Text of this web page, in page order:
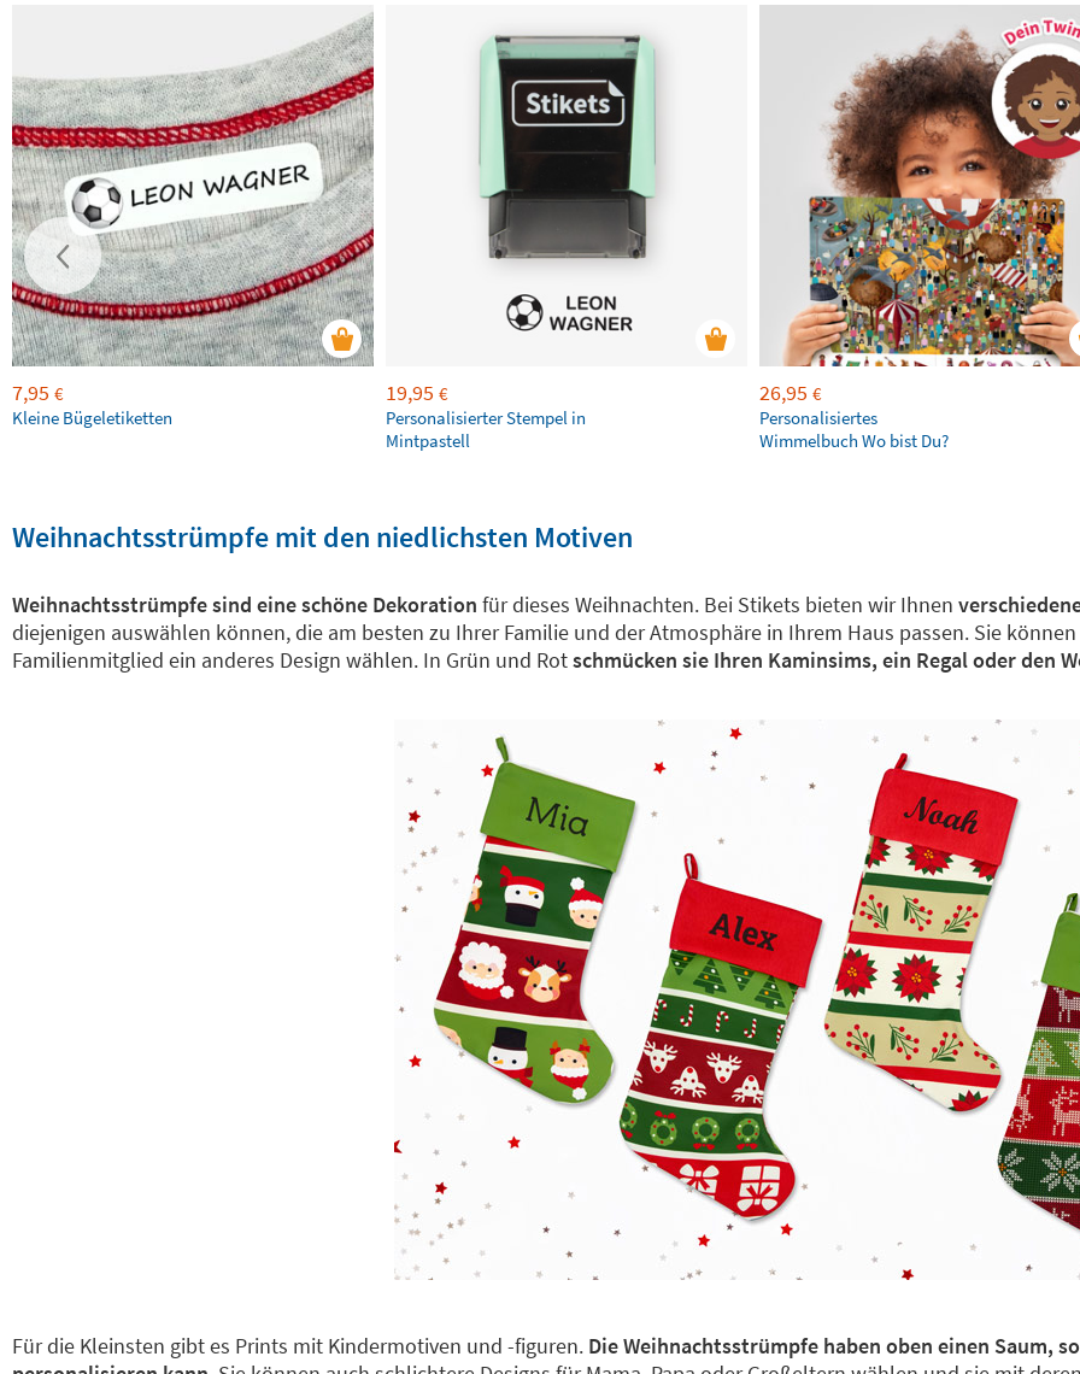
7,95 €
Kleine Bügeletiketten
19,95 €
Personalisierter Stempel in
Mintpastell
26,95 €
Personalisiertes
Wimmelbuch Wo bist Du?
Weihnachtsstrümpfe mit den niedlichsten Motiven
Weihnachtsstrümpfe sind eine schöne Dekoration für dieses Weihnachten. Bei Stikets bieten wir Ihnen
diejenigen auswählen können, die am besten zu Ihrer Familie und der Atmosphäre in Ihrem Haus passen. Sie
Familienmitglied ein anderes Design wählen. In Grün und Rotschmücken sie Ihren Kaminsims, ein Regal oder den
Für die Kleinsten gibt es Prints mit Kindermotiven und -figuren. Die Weihnachtsstrümpfe haben oben einen Saum,